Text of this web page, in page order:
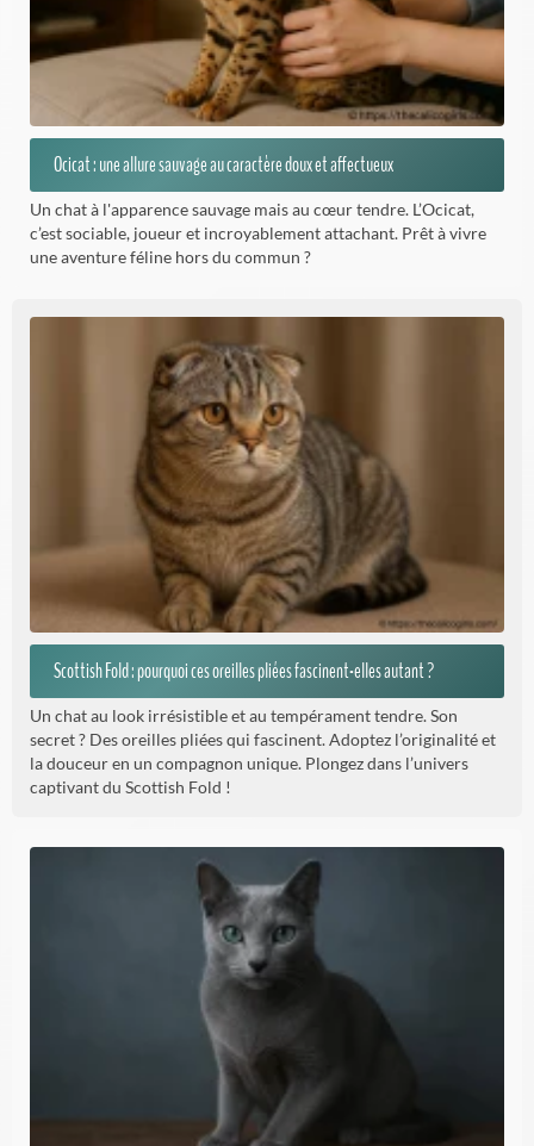
Ocicat : une allure sauvage au caractère doux et affectueux
Un chat à l'apparence sauvage mais au cœur tendre. L’Ocicat,
c’est sociable, joueur et incroyablement attachant. Prêt à vivre
une aventure féline hors du commun ?
Scottish Fold : pourquoi ces oreilles pliées fascinent-elles autant ?
Un chat au look irrésistible et au tempérament tendre. Son
secret ? Des oreilles pliées qui fascinent. Adoptez l’originalité et
la douceur en un compagnon unique. Plongez dans l’univers
captivant du Scottish Fold !